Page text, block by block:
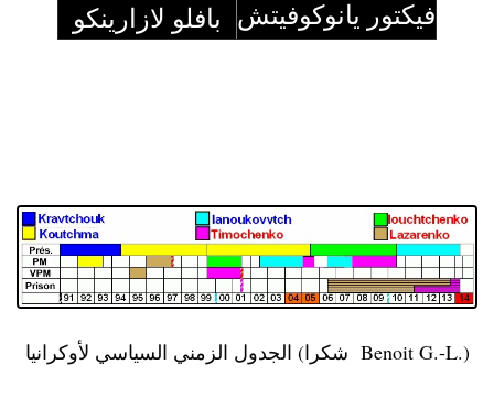
بافلو لازارينكو فيكتور يانوكوفيتش
الجدول الزمني السياسي لأوكرانيا (شكرا Benoit G.-L.)